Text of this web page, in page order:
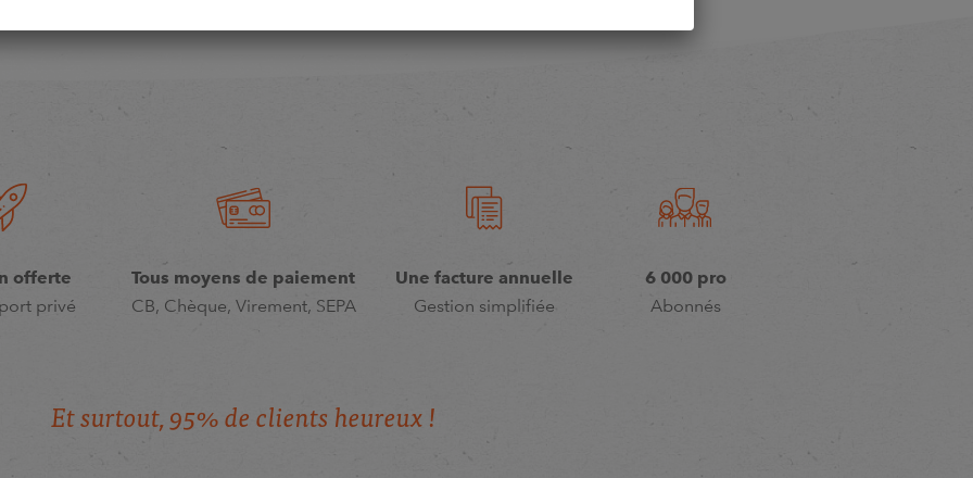
offerte
privé
Tous moyens de paiement
CB, Chèque, Virement, SEPA
Une facture annuelle
Gestion simplifiée
6 000 pro
Abonnés
Et surtout, 95% de clients heureux !